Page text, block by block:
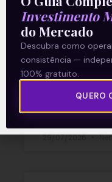
A Petrobras
prévia
por novos
produção
gás natural
29/07/2026
Investimento
do Mercado
Descubra como
consistência —
100% gratuito.
QUERO